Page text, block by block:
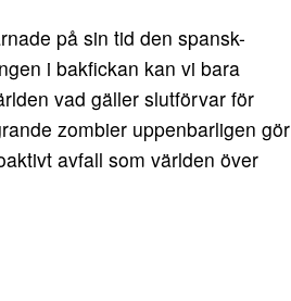
på sin tid den spansk-
i bakfickan kan vi bara
vad gäller slutförvar för
zombier uppenbarligen gör
avfall som världen över